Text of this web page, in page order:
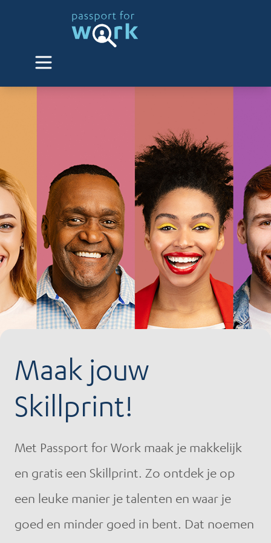
Maak jouw
Skillprint!
Met Passport for Work maak je makkelijk
en gratis een Skillprint. Zo ontdek je op
een leuke manier je talenten en waar je
goed en minder goed in bent. Dat noemen